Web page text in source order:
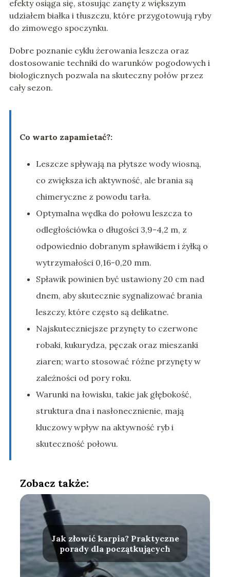
efekty osiąga się, stosując zanęty z większym
udziałem białka i tłuszczu, które przygotowują ryby
do zimowego spoczynku.
Dobre poznanie cyklu żerowania leszcza oraz
dostosowanie techniki do warunków pogodowych i
biologicznych pozwala na skuteczny połów przez
cały sezon.
Co warto zapamietać?:
Leszcze spływają na płytsze wody wiosną,
co zwiększa ich aktywność, ale brania są
chimeryczne z powodu tarła.
Optymalna wędka do połowu leszcza to
odległościówka o długości 3,9-4,2 m, z
odpowiednio dobranym spławikiem i żyłką o
wytrzymałości 0,16-0,20 mm.
Spławik powinien być ustawiony 20 cm nad
dnem, aby skutecznie sygnalizować brania
leszczy, które często są delikatne.
Najskuteczniejsze przynęty to czerwone
robaki, kukurydza, pęczak oraz mieszanki
ziaren; warto stosować różne przynęty w
zależności od pory roku.
Warunki na łowisku, takie jak głębokość,
struktura dna i nasłonecznienie, mają
kluczowy wpływ na aktywność ryb i
skuteczność połowu.
Zobacz także:
Jak złowić karpia? Praktyczne
porady dla początkujących